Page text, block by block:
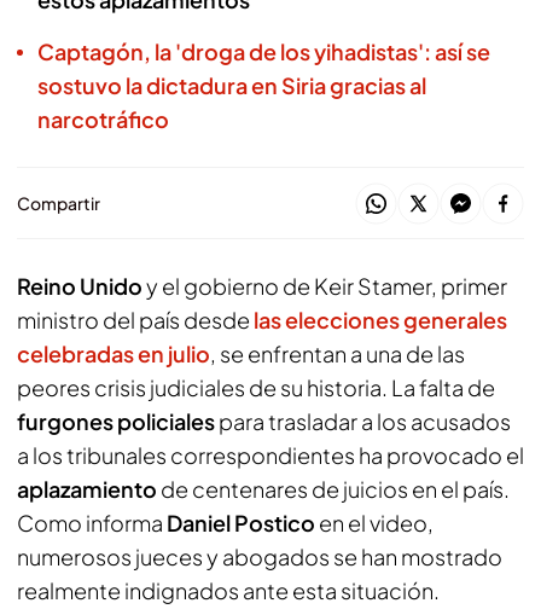
Captagón, la 'droga de los yihadistas': así se
sostuvo la dictadura en Siria gracias al
narcotráfico
Compartir
Reino Unidoy el gobierno de Keir Stamer, primer
ministro del país desde las elecciones generales
celebradas en julio, se enfrentan a una de las
peores crisis judiciales de su historia. La falta de
furgones policialespara trasladar a los acusados
a los tribunales correspondientes ha provocado el
aplazamiento de centenares de juicios en el país.
Como informa Daniel Postico en el video,
numerosos jueces y abogados se han mostrado
realmente indignados ante esta situación.